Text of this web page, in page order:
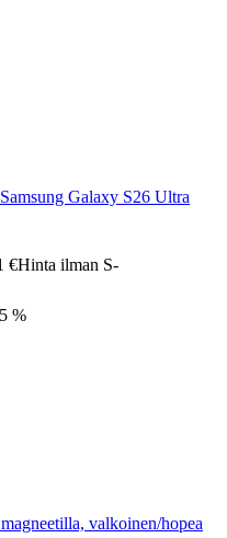
Galaxy S26 Ultra
€Hinta ilman S-
%
valkoinen/hopea